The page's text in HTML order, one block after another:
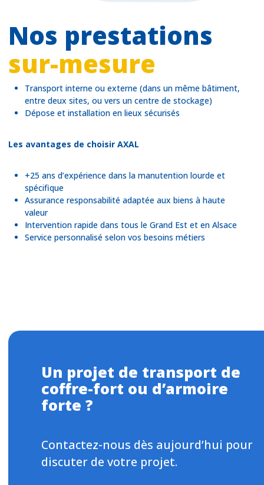
Nos prestations
sur-mesure
Transport interne ou externe (dans un même bâtiment,
entre deux sites, ou vers un centre de stockage)
Dépose et installation en lieux sécurisés
Les avantages de choisir AXAL
+25 ans d’expérience dans la manutention lourde et
spécifique
Assurance responsabilité adaptée aux biens à haute
valeur
Intervention rapide dans tous le Grand Est et en Alsace
Service personnalisé selon vos besoins métiers
Un projet de transport de
coffre-fort ou d’armoire
forte ?
Contactez-nous dès aujourd’hui pour
discuter de votre projet.